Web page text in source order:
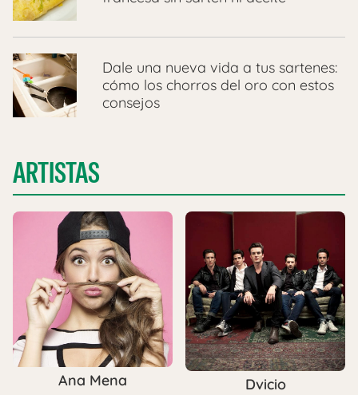
Dale una nueva vida a tus sartenes:
cómo los chorros del oro con estos
consejos
ARTISTAS
Ana Mena Dvicio